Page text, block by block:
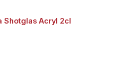
Shotglas Acryl 2cl